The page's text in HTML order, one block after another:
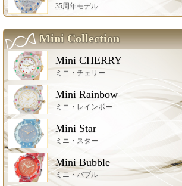
35周年モデル
Mini Collection
Mini CHERRY
ミニ・チェリー
Mini Rainbow
ミニ・レインボー
Mini Star
ミニ・スター
Mini Bubble
ミニ・バブル